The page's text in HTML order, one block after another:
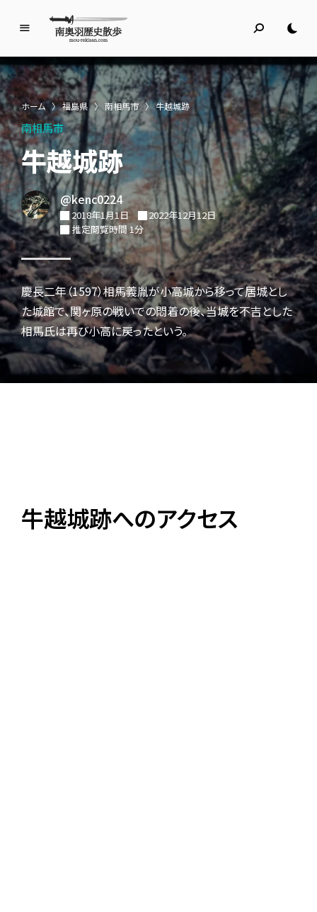
奥
羽
歴
史
散
歩
名所旧跡と館めぐり
ホーム 〉 福島県 〉 南相馬市 〉 牛越城跡
南相馬市
牛越城跡
@kenc0224
2018年1月1日
2022年12月12日
推定閲覧時間 1分
慶長二年（1597）相馬義胤が小高城から移って居城とし
た城館で、関ヶ原の戦いでの悶着の後、当城を不吉とした
相馬氏は再び小高に戻ったという。
牛越城跡へのアクセス